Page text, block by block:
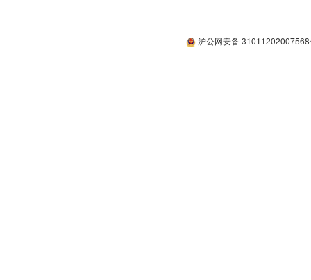
沪公网安备 31011202007568